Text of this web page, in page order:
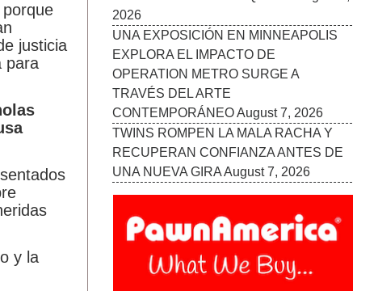
justicia
para
y la